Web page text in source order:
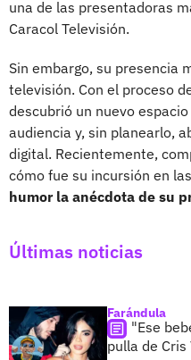
una de las presentadoras
Caracol Televisión.
Sin embargo, su presencia
televisión. Con el proceso
descubrió un nuevo
audiencia y, sin planearlo,
digital. Recientemente,
cómo fue su incursión en
humor la anécdota de su
Últimas noticias
Farándula
"Ese
pulla de Cris